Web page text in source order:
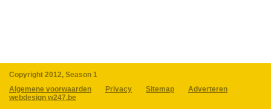
Copyright 2012, Season 1
Algemene voorwaarden
Privacy Sitemap
Adverteren
webdesign w247.be